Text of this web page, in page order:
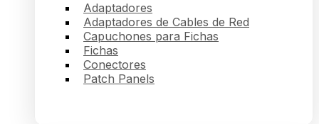
Adaptadores
Adaptadores de Cables de Red
Capuchones para Fichas
Fichas
Conectores
Patch Panels